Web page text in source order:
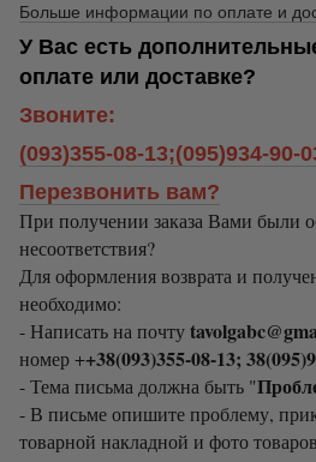
Больше информации по оплате и
У Вас есть
оплате или доставке?
Звоните:
(093)355-08-13;(095)934-90-
Перезвонить вам?
При получении заказа Вами были
несоответствия?
Для оформления возврата и
необходимо:
- Написать на почту
номер ++38(093)355-08-13;
- Тема письма должна быть "
- В письме опишите проблему,
товарной накладной и фото